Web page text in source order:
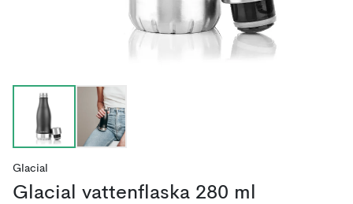
Glacial
Glacial vattenflaska 280 ml